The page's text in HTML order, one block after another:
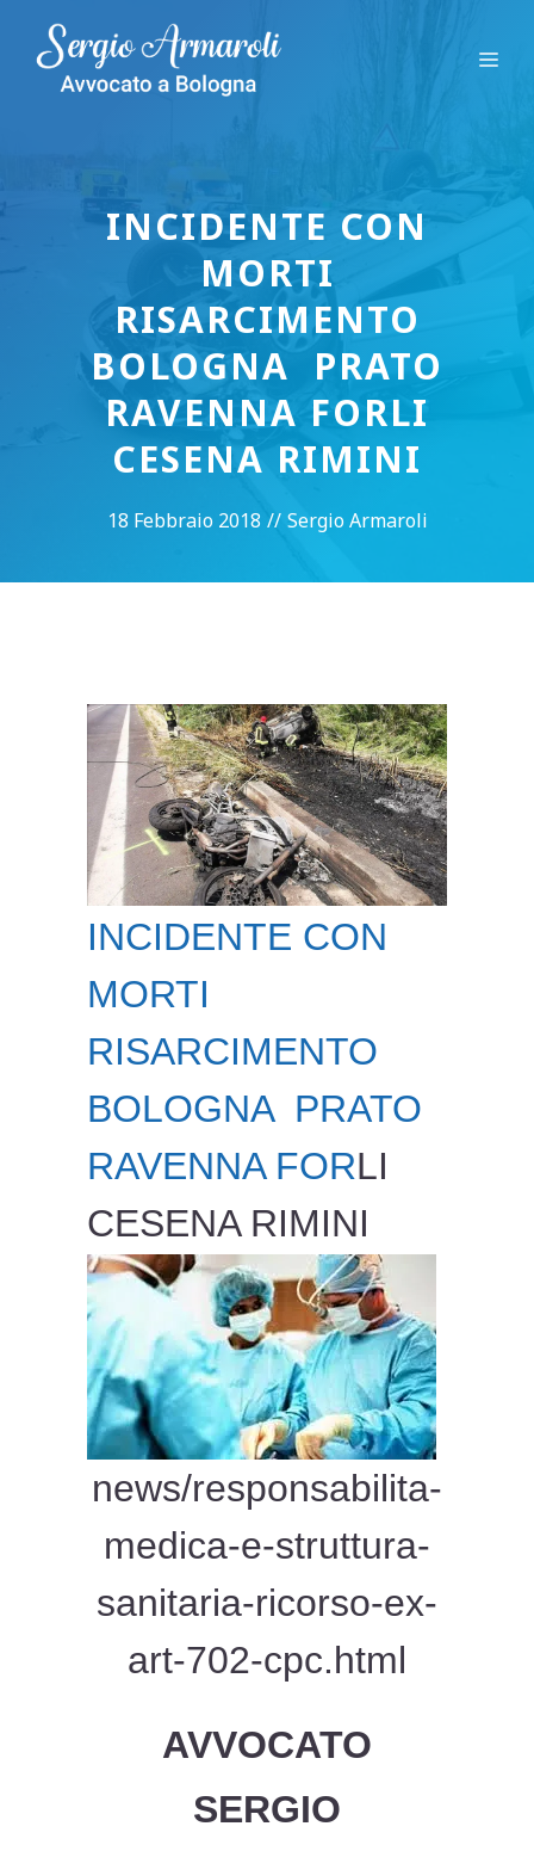
contenuto
INCIDENTE CON
MORTI
RISARCIMENTO
BOLOGNA PRATO
RAVENNA FORLI
CESENA RIMINI
18 Febbraio 2018 // Sergio Armaroli
INCIDENTE CON
MORTI
RISARCIMENTO
BOLOGNA PRATO
RAVENNA FORLI
CESENA RIMINI
news/responsabilita-
medica-e-struttura-
sanitaria-ricorso-ex-
art-702-cpc.html
AVVOCATO
SERGIO